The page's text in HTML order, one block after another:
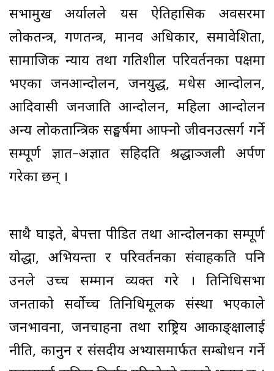
सभामुख अर्यालले यस ऐतिहासिक अवसरमा
लोकतन्त्र, गणतन्त्र, मानव अधिकार, समावेशिता,
सामाजिक न्याय तथा प्रगतिशील परिवर्तनका पक्षमा
भएका जनआन्दोलन, जनयुद्ध, मधेस आन्दोलन,
आदिवासी जनजाति आन्दोलन, महिला आन्दोलन
अन्य लोकतान्त्रिक सङ्घर्षमा आफ्नो जीवनउत्सर्ग गर्ने
सम्पूर्ण ज्ञात–अज्ञात सहिदप्रति श्रद्धाञ्जली अर्पण
गरेका छन् ।
साथै घाइते, बेपत्ता पीडित तथा आन्दोलनका सम्पूर्ण
योद्धा, अभियन्ता र परिवर्तनका संवाहकप्रति पनि
उनले उच्च सम्मान व्यक्त गरे । प्रतिनिधिसभा
जनताको सर्वोच्च प्रतिनिधिमूलक संस्था भएकाले
जनभावना, जनचाहना तथा राष्ट्रिय आकाङ्क्षालाई
नीति, कानुन र संसदीय अभ्यासमार्फत सम्बोधन गर्ने